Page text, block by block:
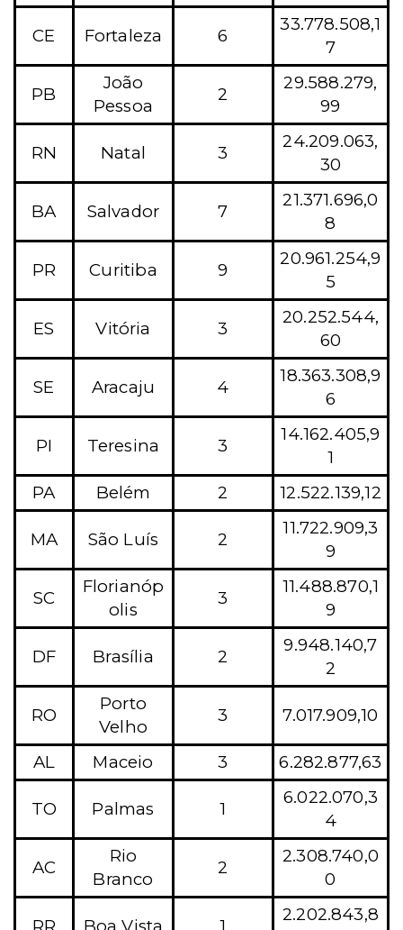
CE Fortaleza 6
33.778.508,1
7
PB
João
Pessoa
2
29.588.279,
99
RN Natal 3
24.209.063,
30
BA Salvador 7
21.371.696,0
8
PR Curitiba 9
20.961.254,9
5
ES Vitória 3
20.252.544,
60
SE Aracaju 4
18.363.308,9
6
PI Teresina 3
14.162.405,9
1
PA
Belém 2 12.522.139,12
MA São Luís 2
11.722.909,3
9
SC
Florianóp
olis
3
11.488.870,1
9
DF Brasília 2
9.948.140,7
2
RO
Porto
Velho
3 7.017.909,10
AL Maceio 3 6.282.877,63
TO Palmas 1
6.022.070,3
4
AC
Rio
Branco
2
2.308.740,0
0
2.202.843,8